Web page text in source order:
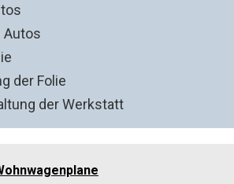
Autos
der Folie
der Werkstatt